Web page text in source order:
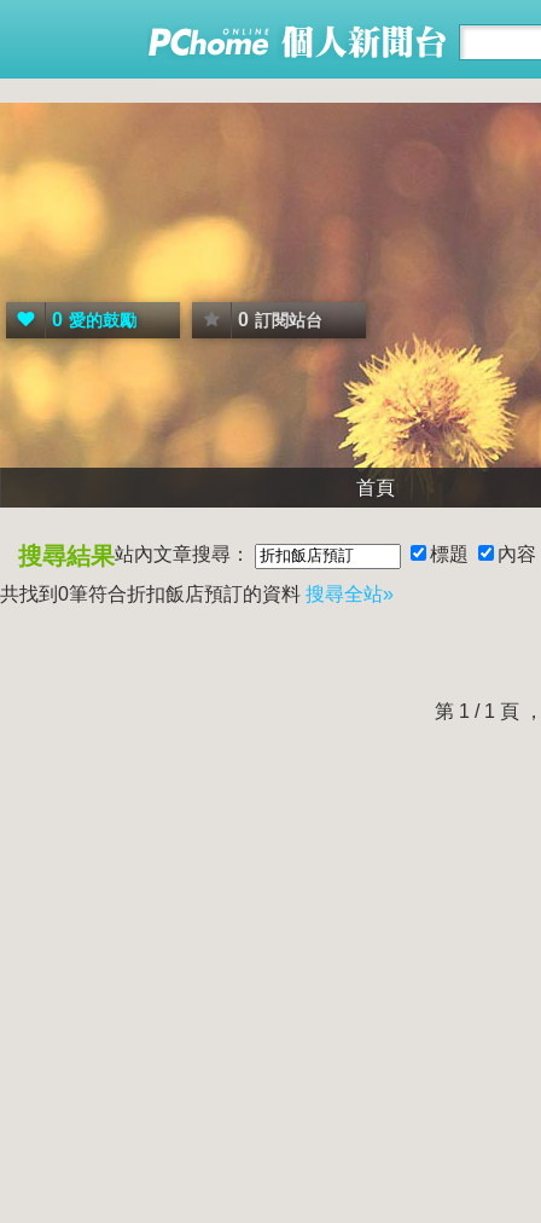
0 愛的鼓勵 0 訂閱站台
首頁
搜尋結果站內文章搜尋： 標題
內容
共找到0筆符合折扣飯店預訂的資料 搜尋全站»
第 1 / 1